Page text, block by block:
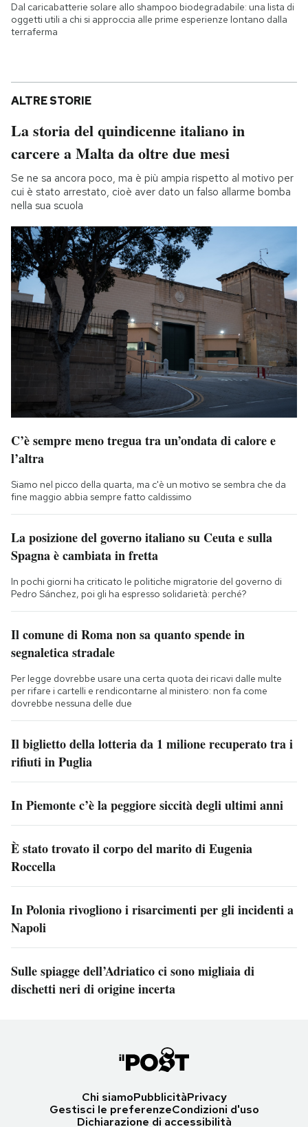
Dal caricabatterie solare allo shampoo biodegradabile: una lista di
oggetti utili a chi si approccia alle prime esperienze lontano dalla
terraferma
ALTRE STORIE
La storia del quindicenne italiano in
carcere a Malta da oltre due mesi
Se ne sa ancora poco, ma è più ampia rispetto al motivo per
cui è stato arrestato, cioè aver dato un falso allarme bomba
nella sua scuola
C’è sempre meno tregua tra un’ondata di calore e
l’altra
Siamo nel picco della quarta, ma c'è un motivo se sembra che da
fine maggio abbia sempre fatto caldissimo
La posizione del governo italiano su Ceuta e sulla
Spagna è cambiata in fretta
In pochi giorni ha criticato le politiche migratorie del governo di
Pedro Sánchez, poi gli ha espresso solidarietà: perché?
Il comune di Roma non sa quanto spende in
segnaletica stradale
Per legge dovrebbe usare una certa quota dei ricavi dalle multe
per rifare i cartelli e rendicontarne al ministero: non fa come
dovrebbe nessuna delle due
Il biglietto della lotteria da 1 milione recuperato tra i
rifiuti in Puglia
In Piemonte c’è la peggiore siccità degli ultimi anni
È stato trovato il corpo del marito di Eugenia
Roccella
In Polonia rivogliono i risarcimenti per gli incidenti a
Napoli
Sulle spiagge dell’Adriatico ci sono migliaia di
dischetti neri di origine incerta
Chi siamoPubblicitàPrivacy
Gestisci le preferenzeCondizioni d'uso
Dichiarazione di accessibilità